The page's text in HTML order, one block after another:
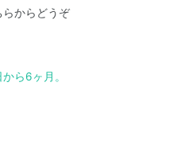
らからどうぞ
ら6ヶ月。